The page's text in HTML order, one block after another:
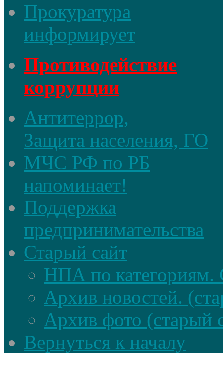
Прокуратура
информирует
Противодействие
коррупции
Антитеррор,
Защита населения, ГО
МЧС РФ по РБ
напоминает!
Поддержка
предпринимательства
Старый сайт
НПА по категориям.
Архив новостей.
Архив фото (старый
Вернуться к началу